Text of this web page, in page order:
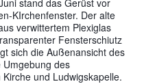
KIrchenfenster. Der alte
verwittertem Plexiglas
Fensterschiutz
sich die Außenansicht des
des
und Ludwigskapelle.